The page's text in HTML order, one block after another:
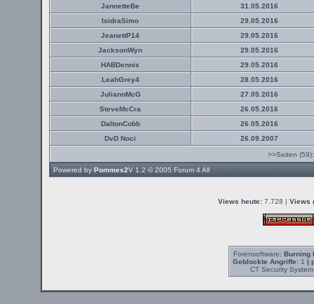
JannetteBe
31.05.2016
IsidraSimo
29.05.2016
JeanettP14
29.05.2016
JacksonWyn
29.05.2016
HABDennis
29.05.2016
LeahGrey4
28.05.2016
JuliannMcG
27.05.2016
SteveMcCra
26.05.2016
DaltonCobb
26.05.2016
DvD Noci
26.09.2007
>>Seiten
Powered by Pommes2V 1.2 © 2005 Forum 4 All
Views heute:7.728 | Views
Forensoftware: Burning
Geblockte Angriffe:1 |
CT Security